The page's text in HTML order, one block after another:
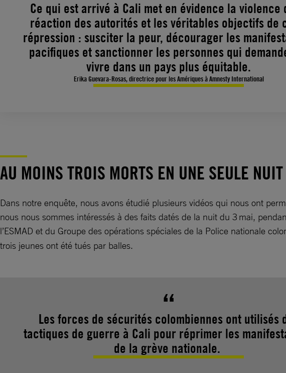
Ce qui est arrivé à Cali met en évidence la violence
réaction des autorités et les véritables objectifs de
répression : susciter la peur, décourager les
pacifiques et sanctionner les personnes qui
vivre dans un pays plus équitable.
Erika Guevara-Rosas, directrice pour les Amériques à Amnesty International
AU MOINS TROIS MORTS EN UNE SEULE NUIT
Dans notre enquête, nous avons étudié plusieurs vidéos qui nous ont
nous nous sommes intéressés à des faits datés de la nuit du 3 mai,
l’ESMAD et du Groupe des opérations spéciales de la Police nationale
trois jeunes ont été tués par balles.
Les forces de sécurités colombiennes ont utilisés
tactiques de guerre à Cali pour réprimer les
de la grève nationale.